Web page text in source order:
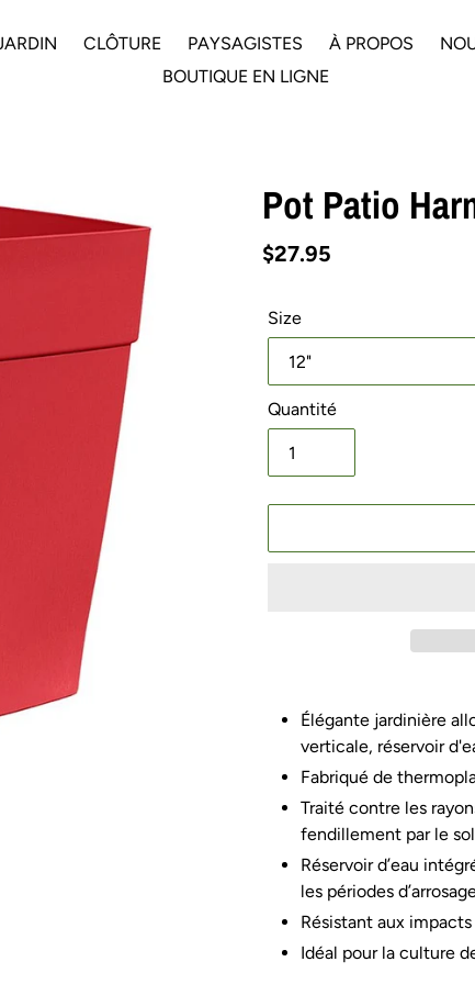
CLÔTURE PAYSAGISTES À PROPOS
BOUTIQUE EN LIGNE
Pot Patio
Prix
$27.95
Size
Quantité
d'un
produit
panier
Élégante jardinière
verticale, réservoir
Fabriqué de
Traité contre les
fendillement par le
Réservoir d’eau
les périodes
Résistant aux impacts
Idéal pour la culture